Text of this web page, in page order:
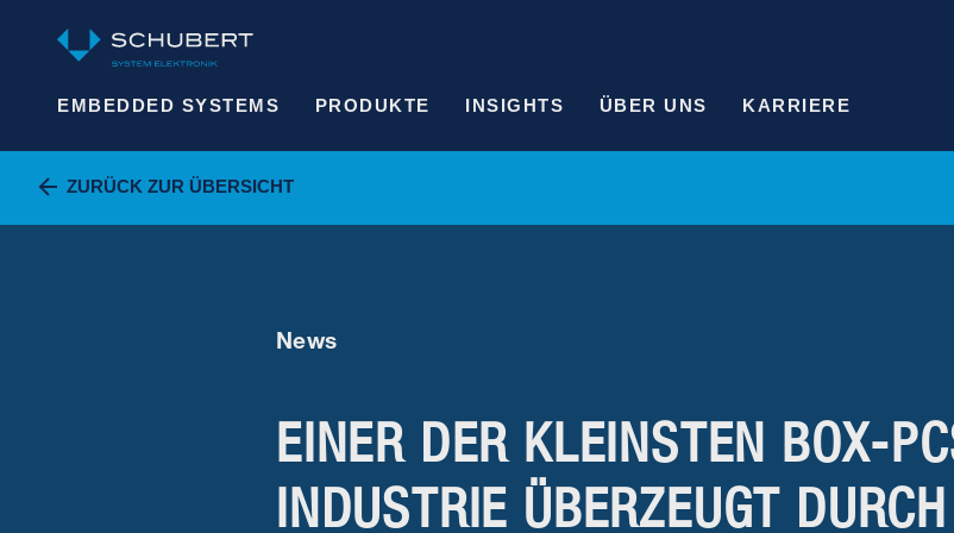
EMBEDDED SYSTEMS PRODUKTE INSIGHTS ÜBER UNS KARRIERE
ZURÜCK ZUR ÜBERSICHT
News
EINER DER KLEINSTEN BOX-
INDUSTRIE ÜBERZEUGT